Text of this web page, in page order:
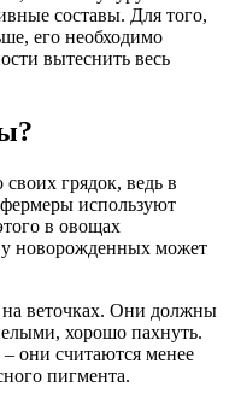
составы. Для того,
его необходимо
вытеснить весь
грядок, ведь в
используют
в овощах
у новорожденных может
веточках. Они должны
хорошо пахнуть.
они считаются менее
пигмента.